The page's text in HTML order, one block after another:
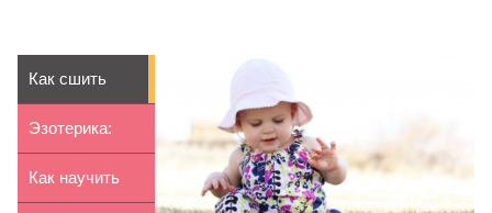
Как сшить
легкий
комбинезон
Эзотерика:
цветотерапия
Как научить